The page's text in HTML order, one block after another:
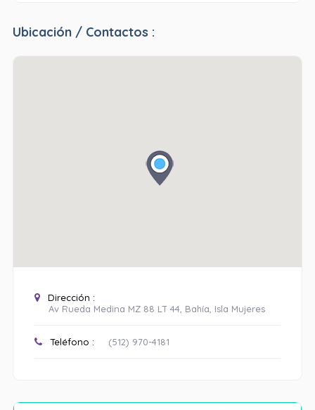
Ubicación / Contactos :
Dirección :
Av Rueda Medina MZ 88 LT 44, Bahía, Isla Mujeres
Teléfono : (512) 970-4181